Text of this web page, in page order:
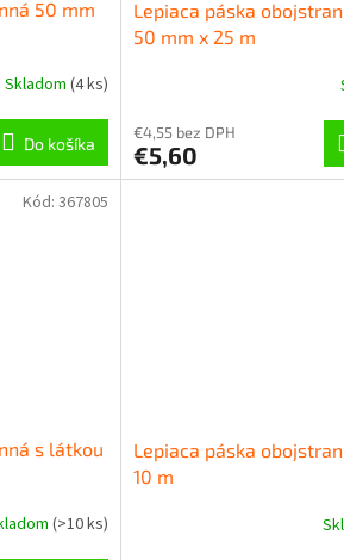
50 mm
Skladom (4 ks)
Do košíka
Lepiaca páska
50 mm x 25 m
€4,55 bez DPH
€5,60
s látkou
(>10 ks)
Kód: 367805
Lepiaca páska
10 m